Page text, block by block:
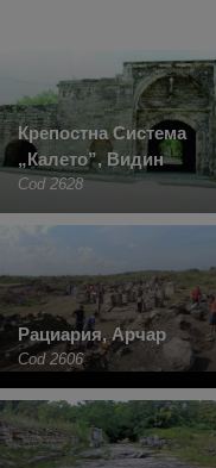
Крепостна Система
„Калето”, Видин
Cod 2628
Рациария, Арчар
Cod 2606